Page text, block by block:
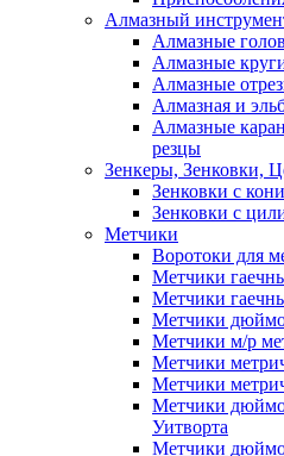
Алмазный
Алмазные
Алмазные
Алмазные
Алмазная и
Алмазные
резцы
Зенкеры, Зенковки,
Зенковки с
Зенковки с
Метчики
Воротоки для
Метчики
Метчики
Метчики
Метчики м/р
Метчики
Метчики
Метчики
Уитворта
Метчики